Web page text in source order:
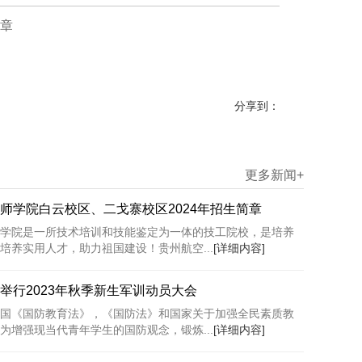
分享到：
更多新闻+
学院白云校区、二戈寨校区2024年招生简章
院是一所技术培训和技能鉴定为一体的技工院校，是培养
养实用人才，助力祖国建设！贵州航空... [详细内容]
行2023年秋季新生军训动员大会
《国防教育法》，《国防法》和国家关于加强全民素质教
增强现当代青年学生的国防观念，锻炼... [详细内容]